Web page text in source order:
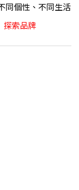
同個性 、不同生活
探索品牌